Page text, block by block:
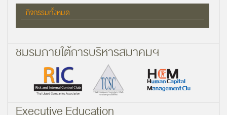
กิจกรรมทั้งหมด
ชมรมภายใต้การบริหารสมาคมฯ
Executive Education